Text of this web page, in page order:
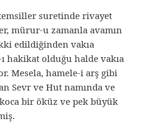
suretinde rivayet
mürur-u zamanla avamın
edildiğinden vakıa
ı hakikat olduğu halde vakıa
Mesela, hamele-i arş gibi
Sevr ve Hut namında ve
bir öküz ve pek büyük